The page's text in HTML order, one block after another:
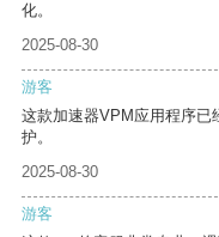
化。
2025-08-30
游客
这款加速器VPM应用程序已
护。
2025-08-30
游客